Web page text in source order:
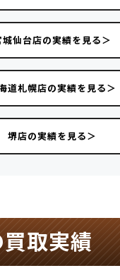
城仙台店の実績を見る＞
道札幌店の実績を見る＞
堺店の実績を見る＞
取実績